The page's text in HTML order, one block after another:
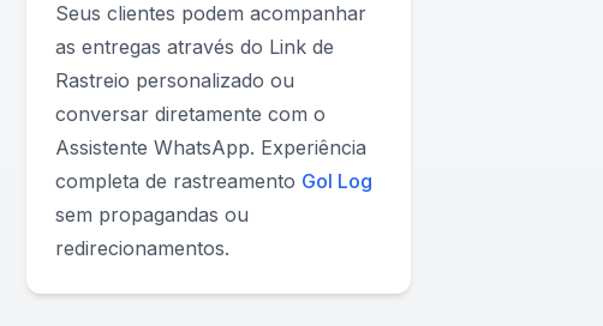
Seus clientes podem acompanhar
as entregas através do Link de
Rastreio personalizado ou
conversar diretamente com o
Assistente WhatsApp. Experiência
completa de rastreamento Gol Log
sem propagandas ou
redirecionamentos.